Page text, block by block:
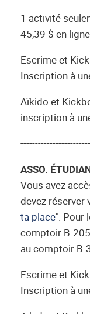
1 activité
45,39 $ en
Escrime et
Inscription à
Aïkido et
inscription à
ASSO.
Vous avez
devez réserver
ta place". Pour
comptoir B-
au comptoir B-
Escrime et
Inscription à